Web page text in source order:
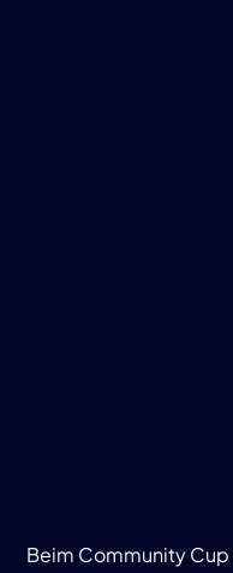
Beim Community